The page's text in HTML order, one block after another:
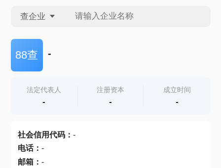
查企业
查企业
查产地
88查 -
法定代表人
-
注册资本
-
成立时间
-
社会信用代码： -
电话： -
邮箱： -